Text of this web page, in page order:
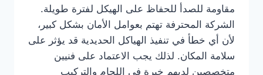
مقاومة للصدأ للحفاظ على الهيكل لفترة طويلة.
الشركة المحترفة تهتم بعوامل الأمان بشكل كبير،
لأن أي خطأ في تنفيذ الهياكل الحديدية قد يؤثر على
سلامة المكان. لذلك يجب الاعتماد على فنيين
متخصصين لديهم خبرة في اللحام والتركيب